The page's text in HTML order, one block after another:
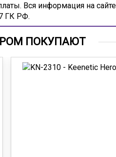
Вся информация на
ГК РФ.
ПОКУПАЮТ